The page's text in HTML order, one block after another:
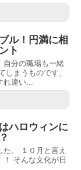
ル！円満に相
ト
自分の職場も一緒
しまうものです、
違い...
ハロウィンに
。 １０月と言え
！ そんな文化が日